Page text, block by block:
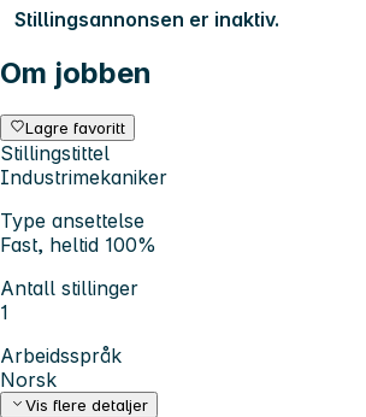
Stillingsannonsen er inaktiv.
Om jobben
Lagre favoritt
Stillingstittel
Industrimekaniker
Type ansettelse
Fast, heltid 100%
Antall stillinger
1
Arbeidsspråk
Norsk
Vis flere detaljer